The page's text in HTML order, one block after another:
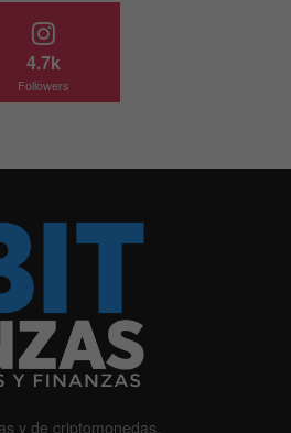
4.7k
Followers
y de criptomonedas.